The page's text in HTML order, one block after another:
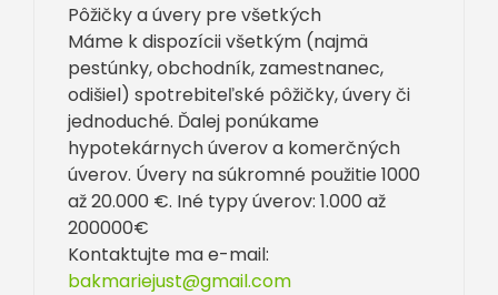
Pôžičky a úvery pre všetkých
Máme k dispozícii všetkým (najmä
pestúnky, obchodník, zamestnanec,
odišiel) spotrebiteľské pôžičky, úvery či
jednoduché. Ďalej ponúkame
hypotekárnych úverov a komerčných
úverov. Úvery na súkromné použitie 1000
až 20.000 €. Iné typy úverov: 1.000 až
200000€
Kontaktujte ma e-mail:
bakmariejust@gmail.com